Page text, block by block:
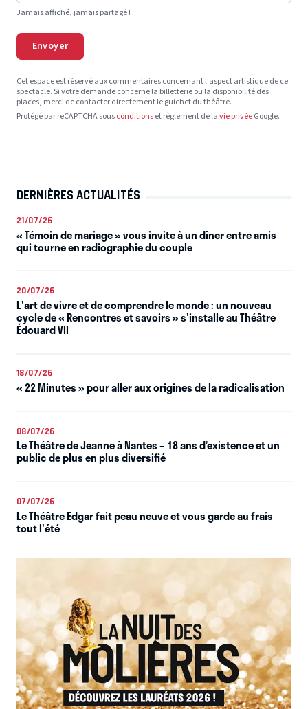
Jamais affiché, jamais partagé !
Envoyer
Cet espace est réservé aux commentaires concernant l’aspect artistique de ce
spectacle. Si votre demande concerne la billetterie ou la disponibilité des
places, merci de contacter directement le guichet du théâtre.
Protégé par reCAPTCHA sousconditionset règlement de lavie privéeGoogle.
DERNIÈRES ACTUALITÉS
21/07/26
« Témoin de mariage » vous invite à un dîner entre amis
qui tourne en radiographie du couple
20/07/26
L'art de vivre et de comprendre le monde : un nouveau
cycle de « Rencontres et savoirs » s'installe au Théâtre
Édouard VII
18/07/26
« 22 Minutes » pour aller aux origines de la radicalisation
08/07/26
Le Théâtre de Jeanne à Nantes – 18 ans d’existence et un
public de plus en plus diversifié
07/07/26
Le Théâtre Edgar fait peau neuve et vous garde au frais
tout l'été